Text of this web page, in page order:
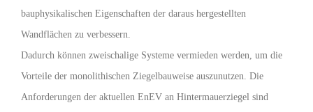
bauphysikalischen Eigenschaften der daraus hergestellten
Wandflächen zu verbessern.
Dadurch können zweischalige Systeme vermieden werden, um die
Vorteile der monolithischen Ziegelbauweise auszunutzen. Die
Anforderungen der aktuellen EnEV an Hintermauerziegel sind